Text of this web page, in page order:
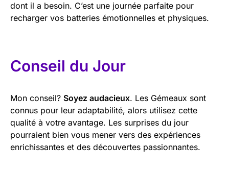
dont il a besoin. C’est une journée parfaite pour
recharger vos batteries émotionnelles et physiques.
Conseil du Jour
Mon conseil? Soyez audacieux. Les Gémeaux sont
connus pour leur adaptabilité, alors utilisez cette
qualité à votre avantage. Les surprises du jour
pourraient bien vous mener vers des expériences
enrichissantes et des découvertes passionnantes.